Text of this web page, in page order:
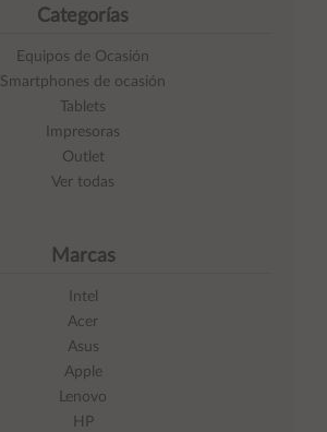
Categorías
Equipos de Ocasión
Smartphones de ocasión
Tablets
Impresoras
Outlet
Ver todas
Marcas
Intel
Acer
Asus
Apple
Lenovo
HP